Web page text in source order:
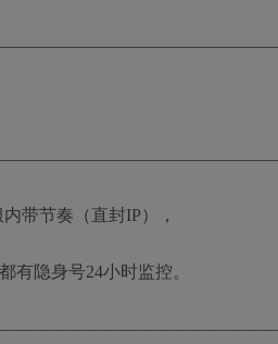
带节奏（直封IP），
有隐身号24小时监控。